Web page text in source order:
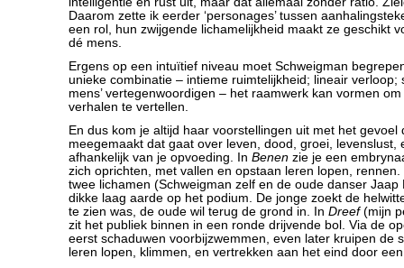
Daarom zette ik eerder ‘personages’ tussen
een rol, hun zwijgende lichamelijkheid maakt ze geschikt
dé mens.
Ergens op een intuïtief niveau moet Schweigman
unieke combinatie – intieme ruimtelijkheid; lineair verloop;
mens’ vertegenwoordigen – het raamwerk kan vormen
verhalen te vertellen.
En dus kom je altijd haar voorstellingen uit met het gevoel
meegemaakt dat gaat over leven, dood, groei, levenslust,
afhankelijk van je opvoeding. In Benen zie je een
zich oprichten, met vallen en opstaan leren lopen,
twee lichamen (Schweigman zelf en de oude danser Jaap
dikke laag aarde op het podium. De jonge zoekt de
te zien was, de oude wil terug de grond in. In Dreef(mijn
zit het publiek binnen in een ronde drijvende bol. Via de
eerst schaduwen voorbijzwemmen, even later kruipen de
leren lopen, klimmen, en vertrekken aan het eind door